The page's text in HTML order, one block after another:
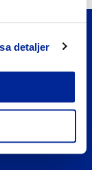
detaljer